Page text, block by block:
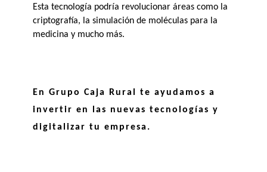
Esta tecnología podría revolucionar áreas como la
criptografía, la simulación de moléculas para la
medicina y mucho más.
En Grupo Caja Rural te ayudamos a
invertir en las nuevas tecnologías y
digitalizar tu empresa.